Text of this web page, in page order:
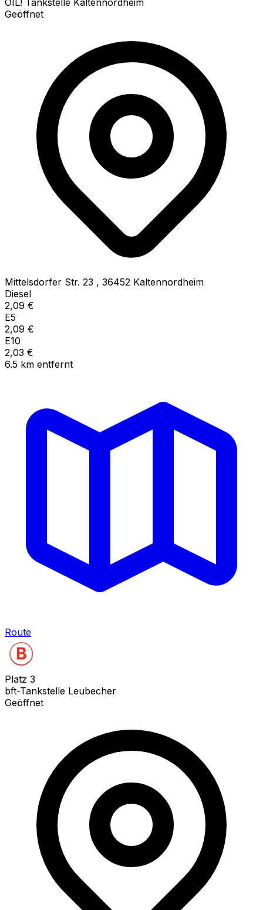
Geöffnet
Mittelsdorfer Str. 23 , 36452 Kaltennordheim
Diesel
2,09 €
E5
2,09 €
E10
2,03 €
6.5 km entfernt
Route
Platz 3
bft-Tankstelle Leubecher
Geöffnet